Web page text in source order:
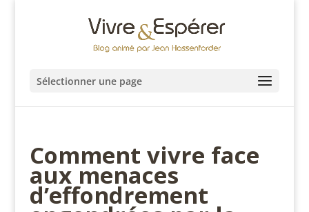
Sélectionner une page
Comment vivre face
aux menaces
d’effondrement